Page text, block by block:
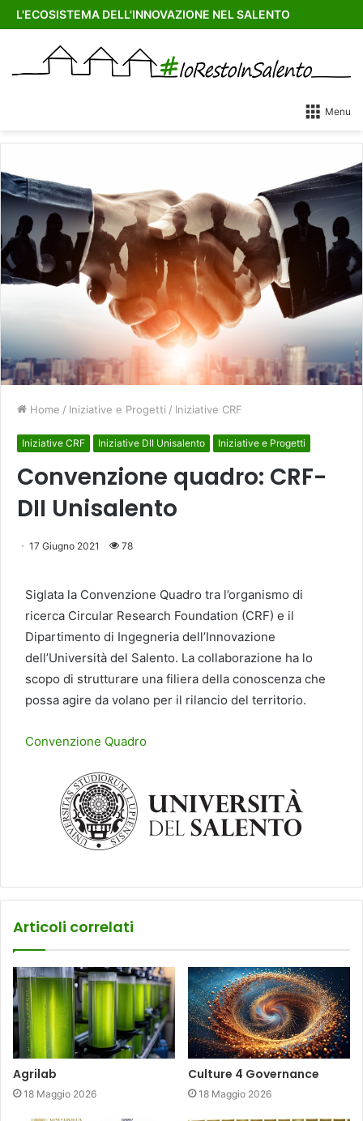
L'ECOSISTEMA DELL'INNOVAZIONE NEL SALENTO
Menu
Home / Iniziative e Progetti / Iniziative CRF
Iniziative CRF Iniziative DII Unisalento Iniziative e Progetti
Convenzione quadro: CRF-
DII Unisalento
17 Giugno 2021 78
Siglata la Convenzione Quadro tra l’organismo di
ricerca Circular Research Foundation (CRF) e il
Dipartimento di Ingegneria dell’Innovazione
dell’Università del Salento. La collaborazione ha lo
scopo di strutturare una filiera della conoscenza che
possa agire da volano per il rilancio del territorio.
Convenzione Quadro
Articoli correlati
Agrilab
18 Maggio 2026
Culture 4 Governance
18 Maggio 2026